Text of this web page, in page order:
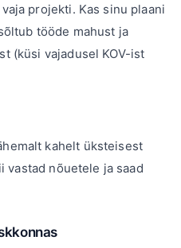
projekti. Kas sinu plaani
tööde mahust ja
(küsi vajadusel KOV-ist
kahelt üksteisest
vastad nõuetele ja saad